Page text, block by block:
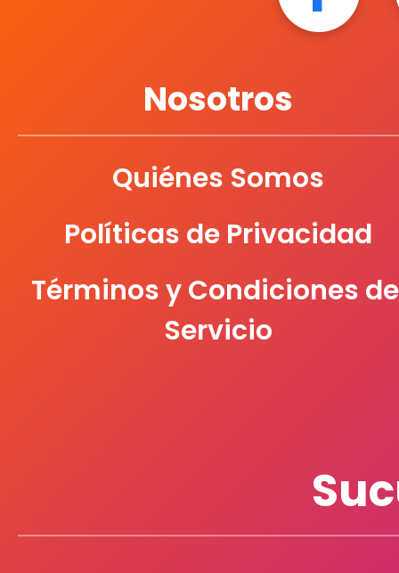
Nosotros
Quiénes Somos
Políticas de Privacidad
Términos y Condiciones
Servicio